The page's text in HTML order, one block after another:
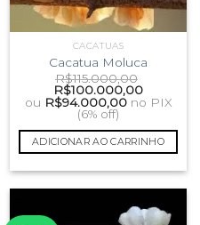
CACATUAS
Cacatua Moluca
R$115.000,00
O
preço
original
R$115.000,00.
R$100.000,00O
preço
ou R$94.000,00 no PIX
(6% off)
ADICIONAR AO CARRINHO